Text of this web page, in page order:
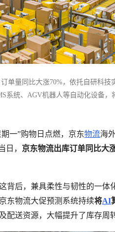
单量同比大涨70%，依托自研科技
系统、AGV机器人等自动化设备，
流程，出库效率提升20%。此外
一”购物日点燃，京东物流海
日， 京东物流出库订单同比大
背后，兼具柔性与韧性的一体
东物流大促预测系统持续将AI
送资源，大幅提升了库存周